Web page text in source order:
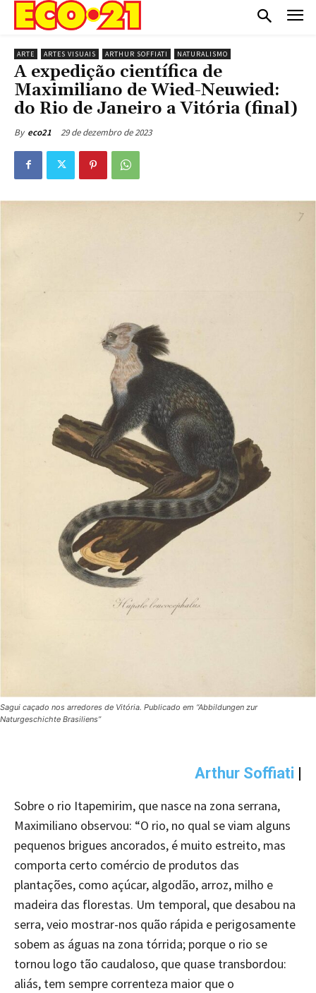
ARTE ARTES VISUAIS ARTHUR SOFFIATI NATURALISMO
A expedição científica de
Maximiliano de Wied-Neuwied:
do Rio de Janeiro a Vitória (final)
By eco21 29 de dezembro de 2023
Sagui caçado nos arredores de Vitória. Publicado em “Abbildungen zur
Naturgeschichte Brasiliens”
Arthur Soffiati
Sobre o rio Itapemirim, que nasce na zona serrana,
Maximiliano observou: “O rio, no qual se viam alguns
pequenos brigues ancorados, é muito estreito, mas
comporta certo comércio de produtos das
plantações, como açúcar, algodão, arroz, milho e
madeira das florestas. Um temporal, que desabou na
serra, veio mostrar-nos quão rápida e perigosamente
sobem as águas na zona tórrida; porque o rio se
tornou logo tão caudaloso, que quase transbordou:
aliás, tem sempre correnteza maior que o